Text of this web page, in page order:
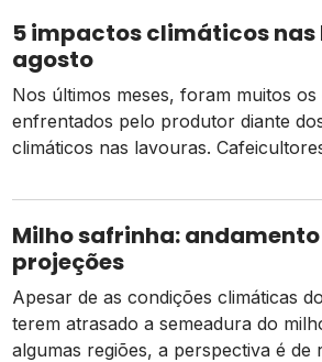
redução da produtividade nessas
5 impactos climáticos nas
agosto
Nos últimos meses, foram muitos os
enfrentados pelo produtor diante
climáticos nas lavouras.
verão de soja foi marcada pelo
efeitos negativos nas regiões Sul,
São Paulo e sul do Mato Grosso do
Milho safrinha:
projeções
Apesar de as condições climáticas
terem atrasado a semeadura do
algumas regiões, a perspectiva é de